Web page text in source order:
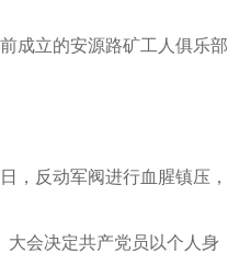
成立的安源路矿工人俱乐部
反动军阀进行血腥镇压，
会决定共产党员以个人身